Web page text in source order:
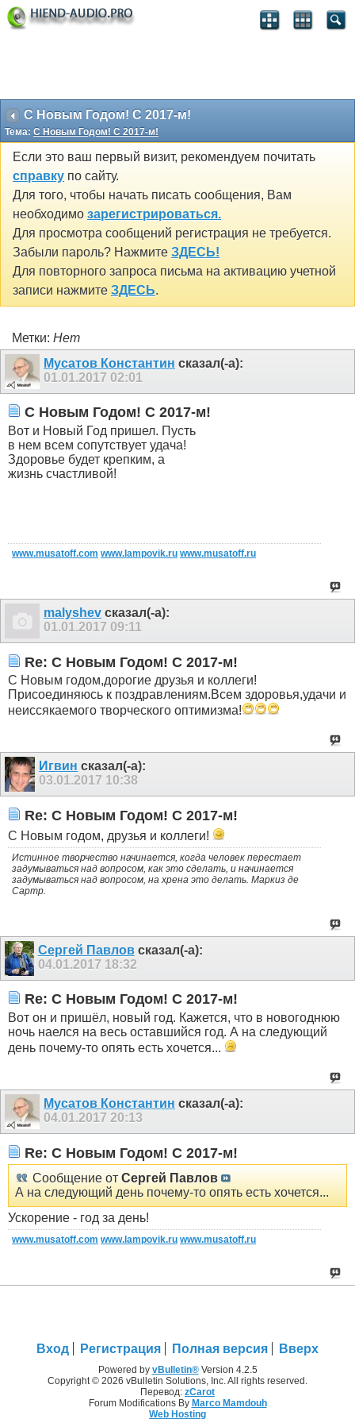
C Новым Годом! С 2017-м!
Тема: C Новым Годом! С 2017-м!
Если это ваш первый визит, рекомендуем почитать
справку по сайту.
Для того, чтобы начать писать сообщения, Вам
необходимо зарегистрироваться.
Для просмотра сообщений регистрация не требуется.
Забыли пароль? Нажмите ЗДЕСЬ!
Для повторного запроса письма на активацию учетной
записи нажмите ЗДЕСЬ.
Метки: Нет
Мусатов Константин сказал(-а):
01.01.2017 02:01
C Новым Годом! С 2017-м!
Вот и Новый Год пришел. Пусть
в нем всем сопутствует удача!
Здоровье будет крепким, а
жизнь счастливой!
www.musatoff.com www.lampovik.ru www.musatoff.ru
malyshev сказал(-а):
01.01.2017 09:11
Re: C Новым Годом! С 2017-м!
С Новым годом,дорогие друзья и коллеги!
Присоединяюсь к поздравлениям.Всем здоровья,удачи и
неиссякаемого творческого оптимизма!
Игвин сказал(-а):
03.01.2017 10:38
Re: C Новым Годом! С 2017-м!
С Новым годом, друзья и коллеги!
Истинное творчество начинается, когда человек перестает
задумываться над вопросом, как это сделать, и начинается
задумываться над вопросом, на хрена это делать. Маркиз де
Сартр.
Сергей Павловсказал(-а):
04.01.2017 18:32
Re: C Новым Годом! С 2017-м!
Вот он и пришёл, новый год. Кажется, что в новогоднюю
ночь наелся на весь оставшийся год. А на следующий
день почему-то опять есть хочется...
Мусатов Константин сказал(-а):
04.01.2017 20:13
Re: C Новым Годом! С 2017-м!
Сообщение от Сергей Павлов
А на следующий день почему-то опять есть хочется...
Ускорение - год за день!
www.musatoff.com www.lampovik.ru www.musatoff.ru
Вход Регистрация Полная версия Вверх
Powered by vBulletin®Version 4.2.5
Copyright © 2026 vBulletin Solutions, Inc. All rights reserved.
Перевод: zCarot
Forum Modifications By Marco Mamdouh
Web Hosting